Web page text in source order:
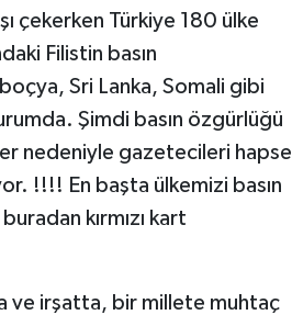
çekerken Türkiye 180 ülke
Filistin basın
Sri Lanka, Somali gibi
Şimdi basın özgürlüğü
nedeniyle gazetecileri hapse
!!!! En başta ülkemizi basın
kırmızı kart
ve irşatta, bir millete muhtaç